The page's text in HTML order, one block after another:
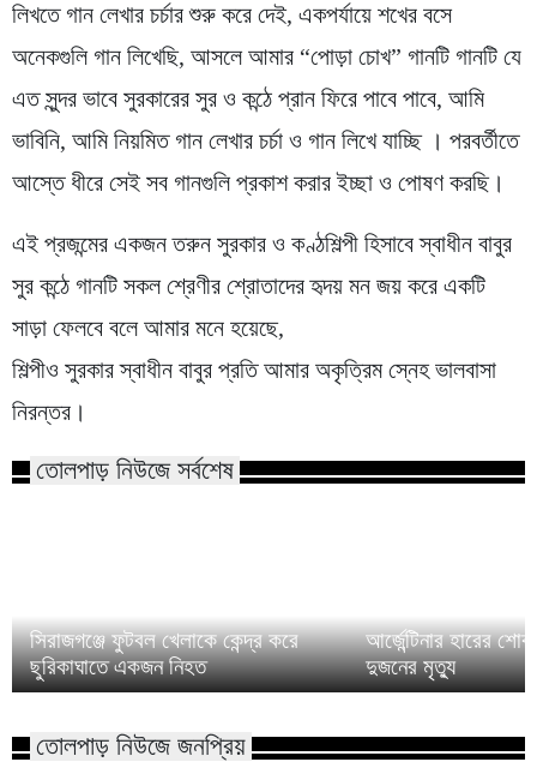
লিখতে গান লেখার চর্চার শুরু করে দেই, একপর্যায়ে শখের বসে
অনেকগুলি গান লিখেছি, আসলে আমার “পোড়া চোখ” গানটি গানটি যে
এত সুন্দর ভাবে সুরকারের সুর ও কন্ঠে প্রান ফিরে পাবে পাবে, আমি
ভাবিনি, আমি নিয়মিত গান লেখার চর্চা ও গান লিখে যাচ্ছি । পরবর্তীতে
আস্তে ধীরে সেই সব গানগুলি প্রকাশ করার ইচ্ছা ও পোষণ করছি।
এই প্রজন্মের একজন তরুন সুরকার ও কণ্ঠশিল্পী হিসাবে স্বাধীন বাবুর
সুর কন্ঠে গানটি সকল শ্রেণীর শ্রোতাদের হৃদয় মন জয় করে একটি
সাড়া ফেলবে বলে আমার মনে হয়েছে,
শিল্পীও সুরকার স্বাধীন বাবুর প্রতি আমার অকৃত্রিম স্নেহ ভালবাসা
নিরন্তর।
তোলপাড় নিউজে সর্বশেষ
সিরাজগঞ্জে ফুটবল খেলাকে কেন্দ্র করে
ছুরিকাঘাতে একজন নিহত
আর্জেন্টিনার হারের
দুজনের মৃত্যু
তোলপাড় নিউজে জনপ্রিয়